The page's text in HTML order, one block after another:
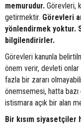
memurudur. Görevleri,
getirmektir. Görevleri
yönlendirmek yoktur.
bilgilendirirler.
Görevleri kanunla
önem verir, devleti
fazla bir zararı
önemsemesi, hatta
istismara açık bir alan
Bir kısım siyasetçiler